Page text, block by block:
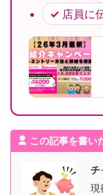
店員に
この記事を書い
チ
現